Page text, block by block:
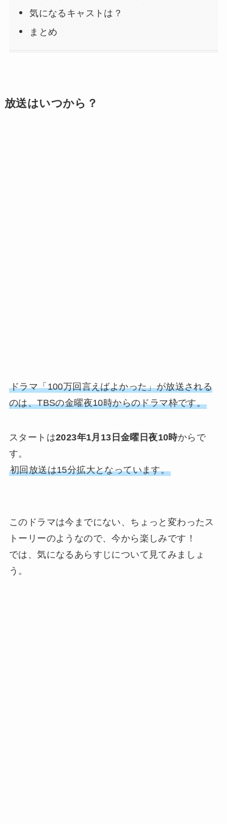
気になるキャストは？
まとめ
放送はいつから？
ドラマ「100万回言えばよかった」が放送される
のは、TBSの金曜夜10時からのドラマ枠です。
スタートは2023年1月13日金曜日夜10時からで
す。
初回放送は15分拡大となっています。
このドラマは今までにない、ちょっと変わったス
トーリーのようなので、今から楽しみです！
では、気になるあらすじについて見てみましょ
う。